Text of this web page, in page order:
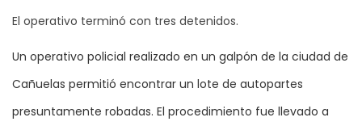
El operativo terminó con tres detenidos.
Un operativo policial realizado en un galpón de la ciudad de
Cañuelas permitió encontrar un lote de autopartes
presuntamente robadas. El procedimiento fue llevado a